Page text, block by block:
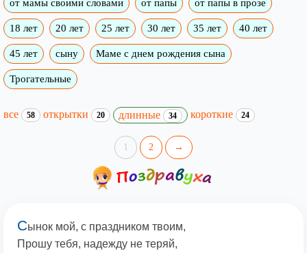
от мамы своими словами от папы от папы в прозе
18 лет 20 лет 25 лет 30 лет 35 лет 40 лет
45 лет сыну Маме с днем рождения сына
Трогательные
все 58 открытки 20 длинные 34 короткие 24
1 2 →
Сынок мой, с праздником твоим,
Прошу тебя, надежду не теряй,